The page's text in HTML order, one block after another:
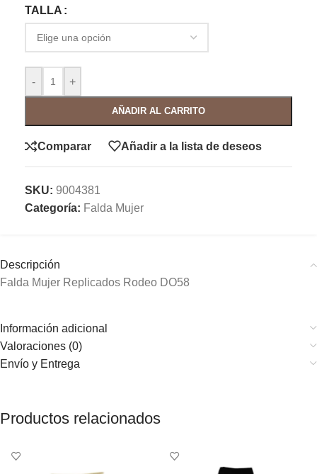
TALLA
- +
AÑADIR AL CARRITO
Comparar Añadir a la lista de deseos
SKU: 9004381
Categoría: Falda Mujer
Descripción
Falda Mujer Replicados Rodeo DO58
Información adicional
Valoraciones (0)
Envío y Entrega
Productos relacionados